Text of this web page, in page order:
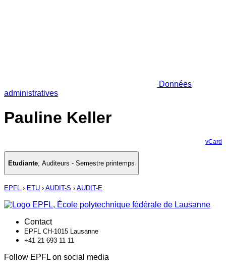
Données
administratives
Pauline Keller
vCard
Etudiante, Auditeurs - Semestre printemps
EPFL › ETU › AUDIT-S › AUDIT-E
Contact
EPFL CH-1015 Lausanne
+41 21 693 11 11
Follow EPFL on social media